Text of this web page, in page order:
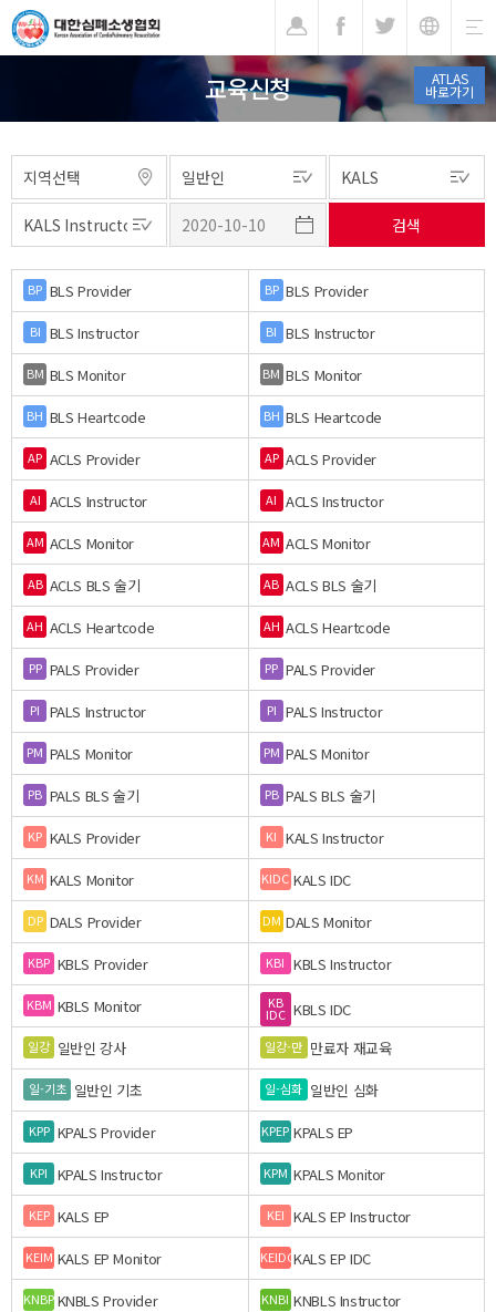
ATLAS
바로가기
교육신청
BP BLS Provider BP BLS Provider
BI BLS Instructor BI BLS Instructor
BM BLS Monitor BM BLS Monitor
BH BLS Heartcode BH BLS Heartcode
AP ACLS Provider AP ACLS Provider
AI ACLS Instructor AI ACLS Instructor
AM ACLS Monitor AM ACLS Monitor
AB ACLS BLS 술기 AB ACLS BLS 술기
AH ACLS Heartcode AH ACLS Heartcode
PP PALS Provider PP PALS Provider
PI PALS Instructor PI PALS Instructor
PM PALS Monitor PM PALS Monitor
PB PALS BLS 술기 PB PALS BLS 술기
KP KALS Provider KI KALS Instructor
KM KALS Monitor KIDC KALS IDC
DP DALS Provider DM DALS Monitor
KBP KBLS Provider KBI KBLS Instructor
KBM KBLS Monitor KB
IDC KBLS IDC
일강 일반인 강사 일강-만 만료자 재교육
일-기초 일반인 기초 일-심화 일반인 심화
KPP KPALS Provider KPEP KPALS EP
KPI KPALS Instructor KPM KPALS Monitor
KEP KALS EP KEI KALS EP Instructor
KEIM KALS EP Monitor KEIDCKALS EP IDC
KNBPKNBLS Provider KNBI KNBLS Instructor